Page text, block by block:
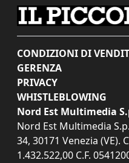
CONDIZIONI DI
GERENZA
PRIVACY
WHISTLEBLOWING
Nord Est Multimedia
Nord Est Multimedia
34, 30171 Venezia (VE).
1.432.522,00 C.F.